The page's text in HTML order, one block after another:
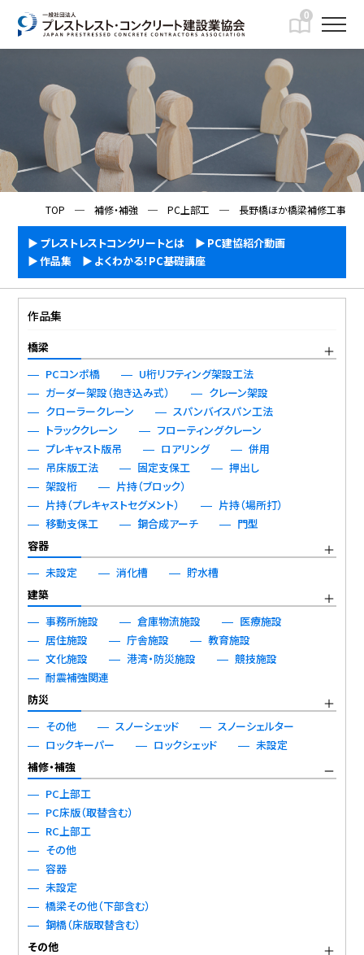
0
IMFORMATION
一般向け情報
TOP ─ 補修・補強 ─ PC上部工 ─ 長野橋ほか橋梁補修工事
プレストレストコンクリートとは
PC建協紹介動画
作品集
よくわかる！PC基礎講座
作品集
橋梁
PCコンポ橋
U桁リフティング架設工法
ガーダー架設（抱き込み式）
クレーン架設
クローラークレーン
スパンバイスパン工法
トラッククレーン
フローティングクレーン
プレキャスト版吊
ロアリング
併用
吊床版工法
固定支保工
押出し
架設桁
片持（ブロック）
片持（プレキャストセグメント）
片持（場所打）
移動支保工
鋼合成アーチ
門型
容器
未設定
消化槽
貯水槽
建築
事務所施設
倉庫物流施設
医療施設
居住施設
庁舎施設
教育施設
文化施設
港湾・防災施設
競技施設
耐震補強関連
防災
その他
スノーシェッド
スノーシェルター
ロックキーパー
ロックシェッド
未設定
補修・補強
PC上部工
PC床版（取替含む）
RC上部工
その他
容器
未設定
橋梁その他（下部含む）
鋼橋（床版取替含む）
その他